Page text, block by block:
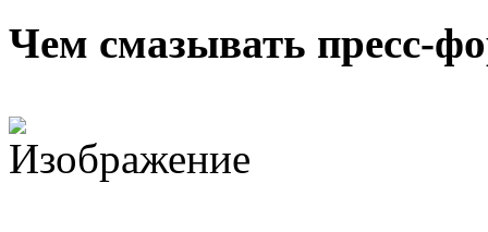
Чем смазывать пресс-